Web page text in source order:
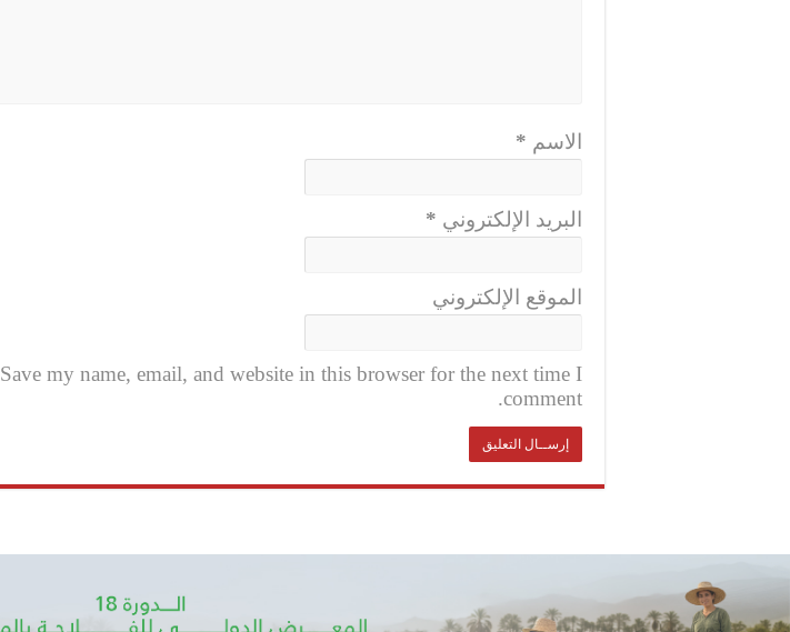
الاسم *
البريد الإلكتروني *
الموقع الإلكتروني
Save my name, email, and website in this browser for the next time I
comment.